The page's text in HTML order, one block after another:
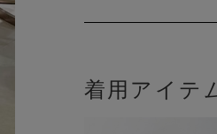
着用アイテ